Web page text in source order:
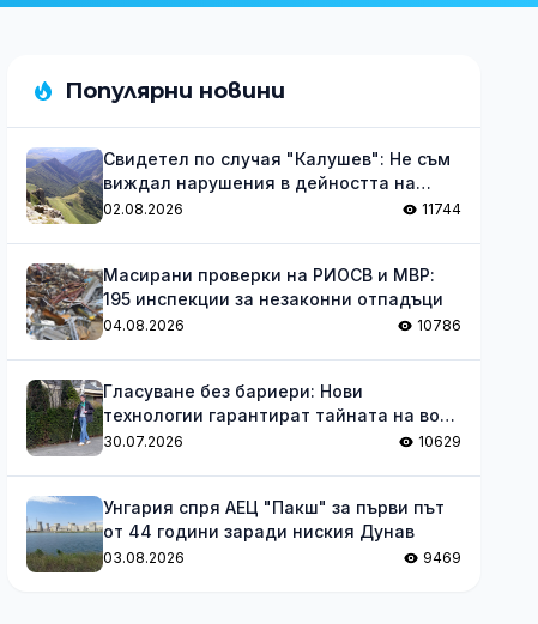
Популярни новини
Свидетел по случая "Калушев": Не съм
виждал нарушения в дейността на
групата
02.08.2026 11744
Масирани проверки на РИОСВ и МВР:
195 инспекции за незаконни отпадъци
04.08.2026 10786
Гласуване без бариери: Нови
технологии гарантират тайната на вота
за незрящите
30.07.2026 10629
Унгария спря АЕЦ "Пакш" за първи път
от 44 години заради ниския Дунав
03.08.2026 9469